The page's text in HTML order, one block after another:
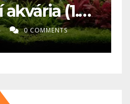
(1.
chyba
Človek
0 COMMENTS